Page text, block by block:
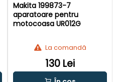
Makita 199873-7
aparatoare pentru
motocoasa UR012G
La comandă
130 Lei